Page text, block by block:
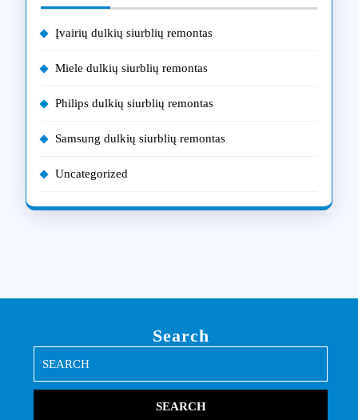
Įvairių dulkių siurblių remontas
Miele dulkių siurblių remontas
Philips dulkių siurblių remontas
Samsung dulkių siurblių remontas
Uncategorized
Search
for: